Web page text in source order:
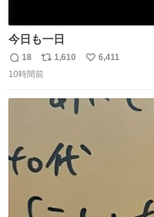
今日も一日
返
信
18
リ
ポ
1,610
い
数
6,411
10時間前